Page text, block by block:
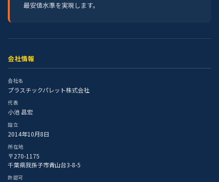
最安値水準を実現します。
会社情報
会社名
プラスチックパレット株式会社
代表
小池 昌宏
設立
2014年10月8日
所在地
〒270-1175
千葉県我孫子市青山台3-8-5
許認可